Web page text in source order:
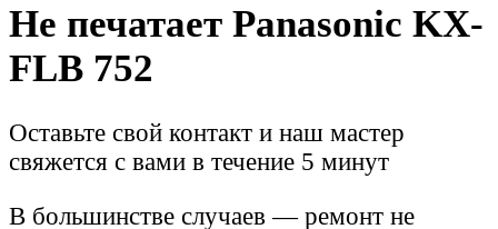
Не печатает Panasonic KX-
FLB 752
Оставьте свой контакт и наш мастер
свяжется с вами в течение 5 минут
В большинстве случаев — ремонт не